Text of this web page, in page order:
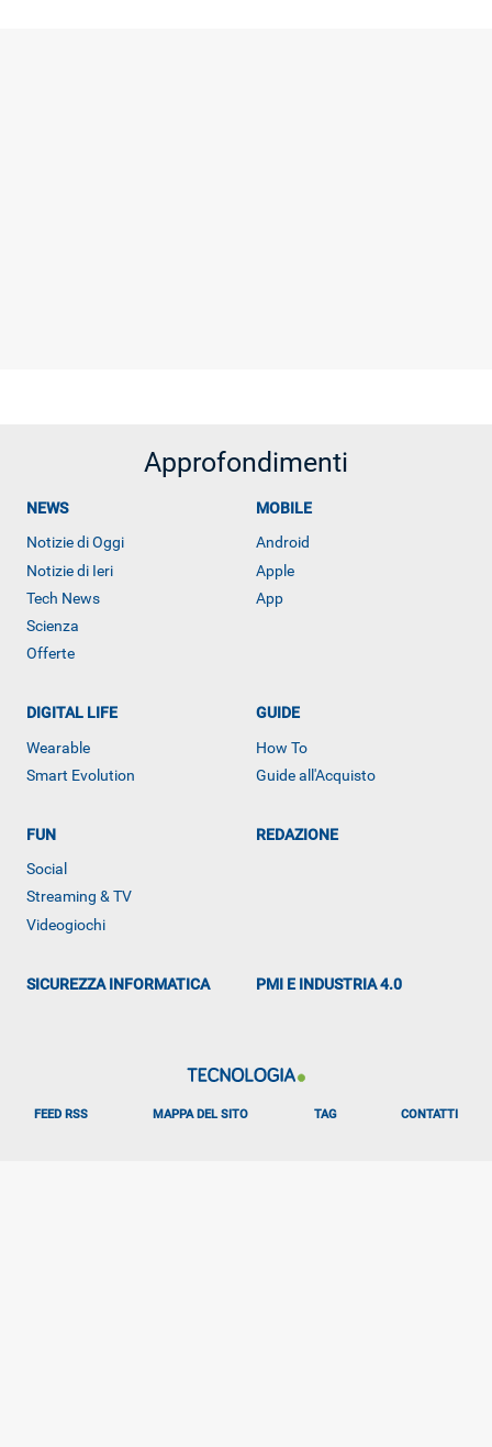
Approfondimenti
NEWS
Notizie di Oggi
Notizie di Ieri
Tech News
Scienza
Offerte
MOBILE
Android
Apple
App
DIGITAL LIFE
Wearable
Smart Evolution
GUIDE
How To
Guide all'Acquisto
FUN
Social
Streaming & TV
Videogiochi
REDAZIONE
SICUREZZA INFORMATICA PMI E INDUSTRIA 4.0
FEED RSS MAPPA DEL SITO TAG CONTATTI